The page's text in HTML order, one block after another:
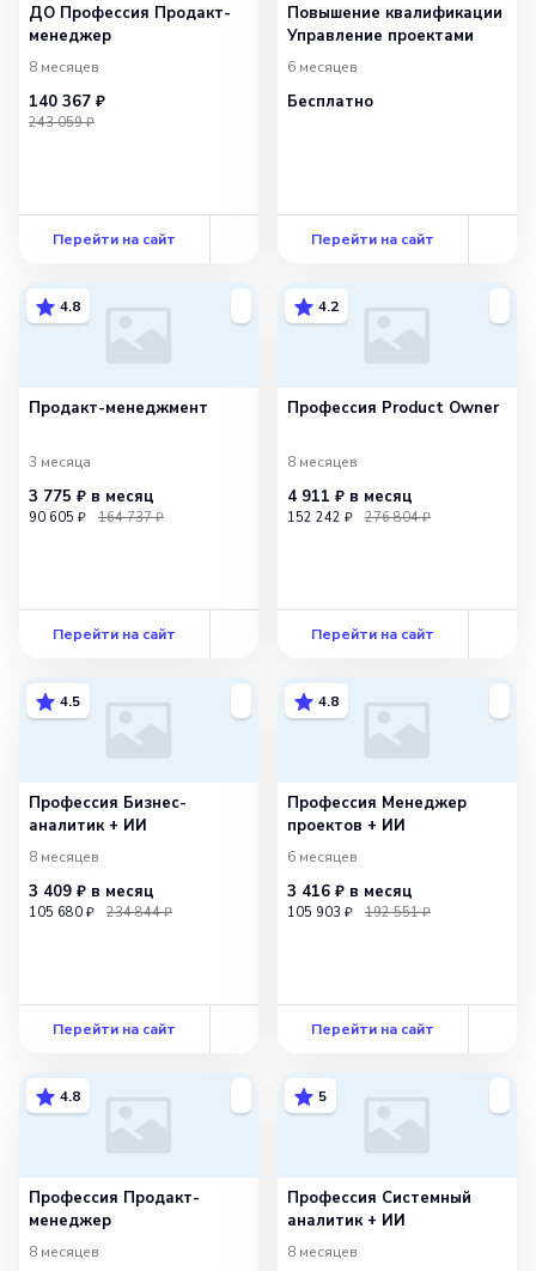
ДО Профессия Продакт-
менеджер
8 месяцев
140 367 ₽
243 059 ₽
Перейти на сайт
Повышение квалификации
Управление проектами
6 месяцев
Бесплатно
Перейти на сайт
4.8
Продакт-менеджмент
3 месяца
3 775 ₽ в месяц
90 605 ₽ 164 737 ₽
Перейти на сайт
4.2
Профессия Product Owner
8 месяцев
4 911 ₽ в месяц
152 242 ₽ 276 804 ₽
Перейти на сайт
4.5
Профессия Бизнес-
аналитик + ИИ
8 месяцев
3 409 ₽ в месяц
105 680 ₽ 234 844 ₽
Перейти на сайт
4.8
Профессия Менеджер
проектов + ИИ
6 месяцев
3 416 ₽ в месяц
105 903 ₽ 192 551 ₽
Перейти на сайт
4.8
Профессия Продакт-
менеджер
8 месяцев
5
Профессия Системный
аналитик + ИИ
8 месяцев